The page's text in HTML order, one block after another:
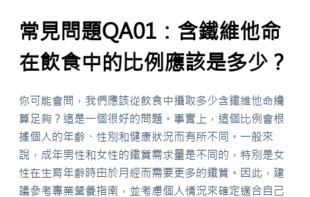
常見問題QA01：含鐵維他命
在飲食中的比例應該是多少？
你可能會問，我們應該從飲食中攝取多少含鐵維他命纔
算足夠？這是一個很好的問題。事實上，這個比例會根
據個人的年齡、性別和健康狀況而有所不同。一般來
說，成年男性和女性的鐵質需求量是不同的，特別是女
性在生育年齡時由於月經而需要更多的鐵質。因此，建
議參考專業營養指南，並考慮個人情況來確定適合自己